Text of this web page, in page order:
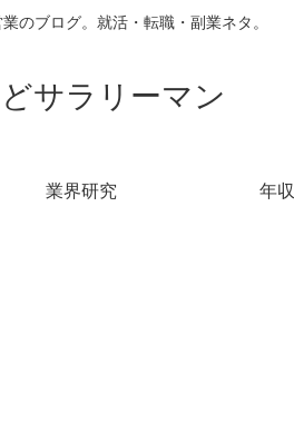
のブログ。就活・転職・副業ネタ。
サラリーマン
業界研究 年収